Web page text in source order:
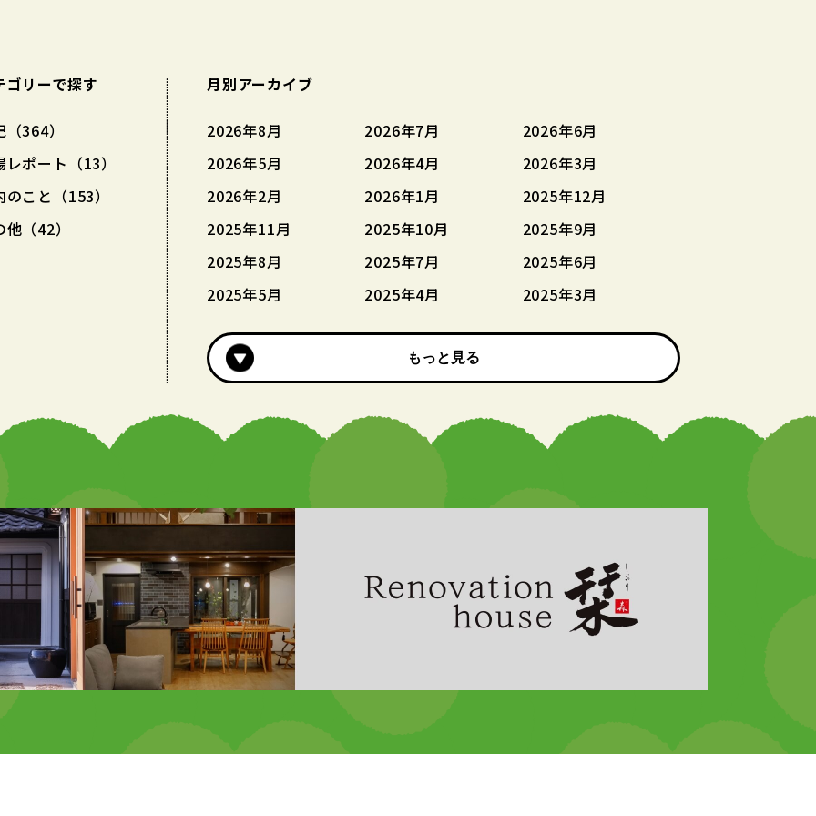
ゴリーで探す
（364）
レポート（13）
のこと（153）
他（42）
月別アーカイブ
2026年8月 2026年7月
2026年6月
2026年5月
2026年4月
2026年3月
2026年2月
2026年1月
2025年12月
2025年11月
2025年10月
2025年9月
2025年8月
2025年7月
2025年6月
2025年5月
2025年4月 2025年3月
もっと見る
もっと見る